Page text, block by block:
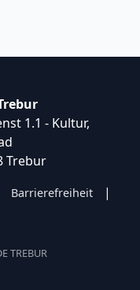
1.1 - Kultur,
Trebur
Barrierefreiheit |
TREBUR